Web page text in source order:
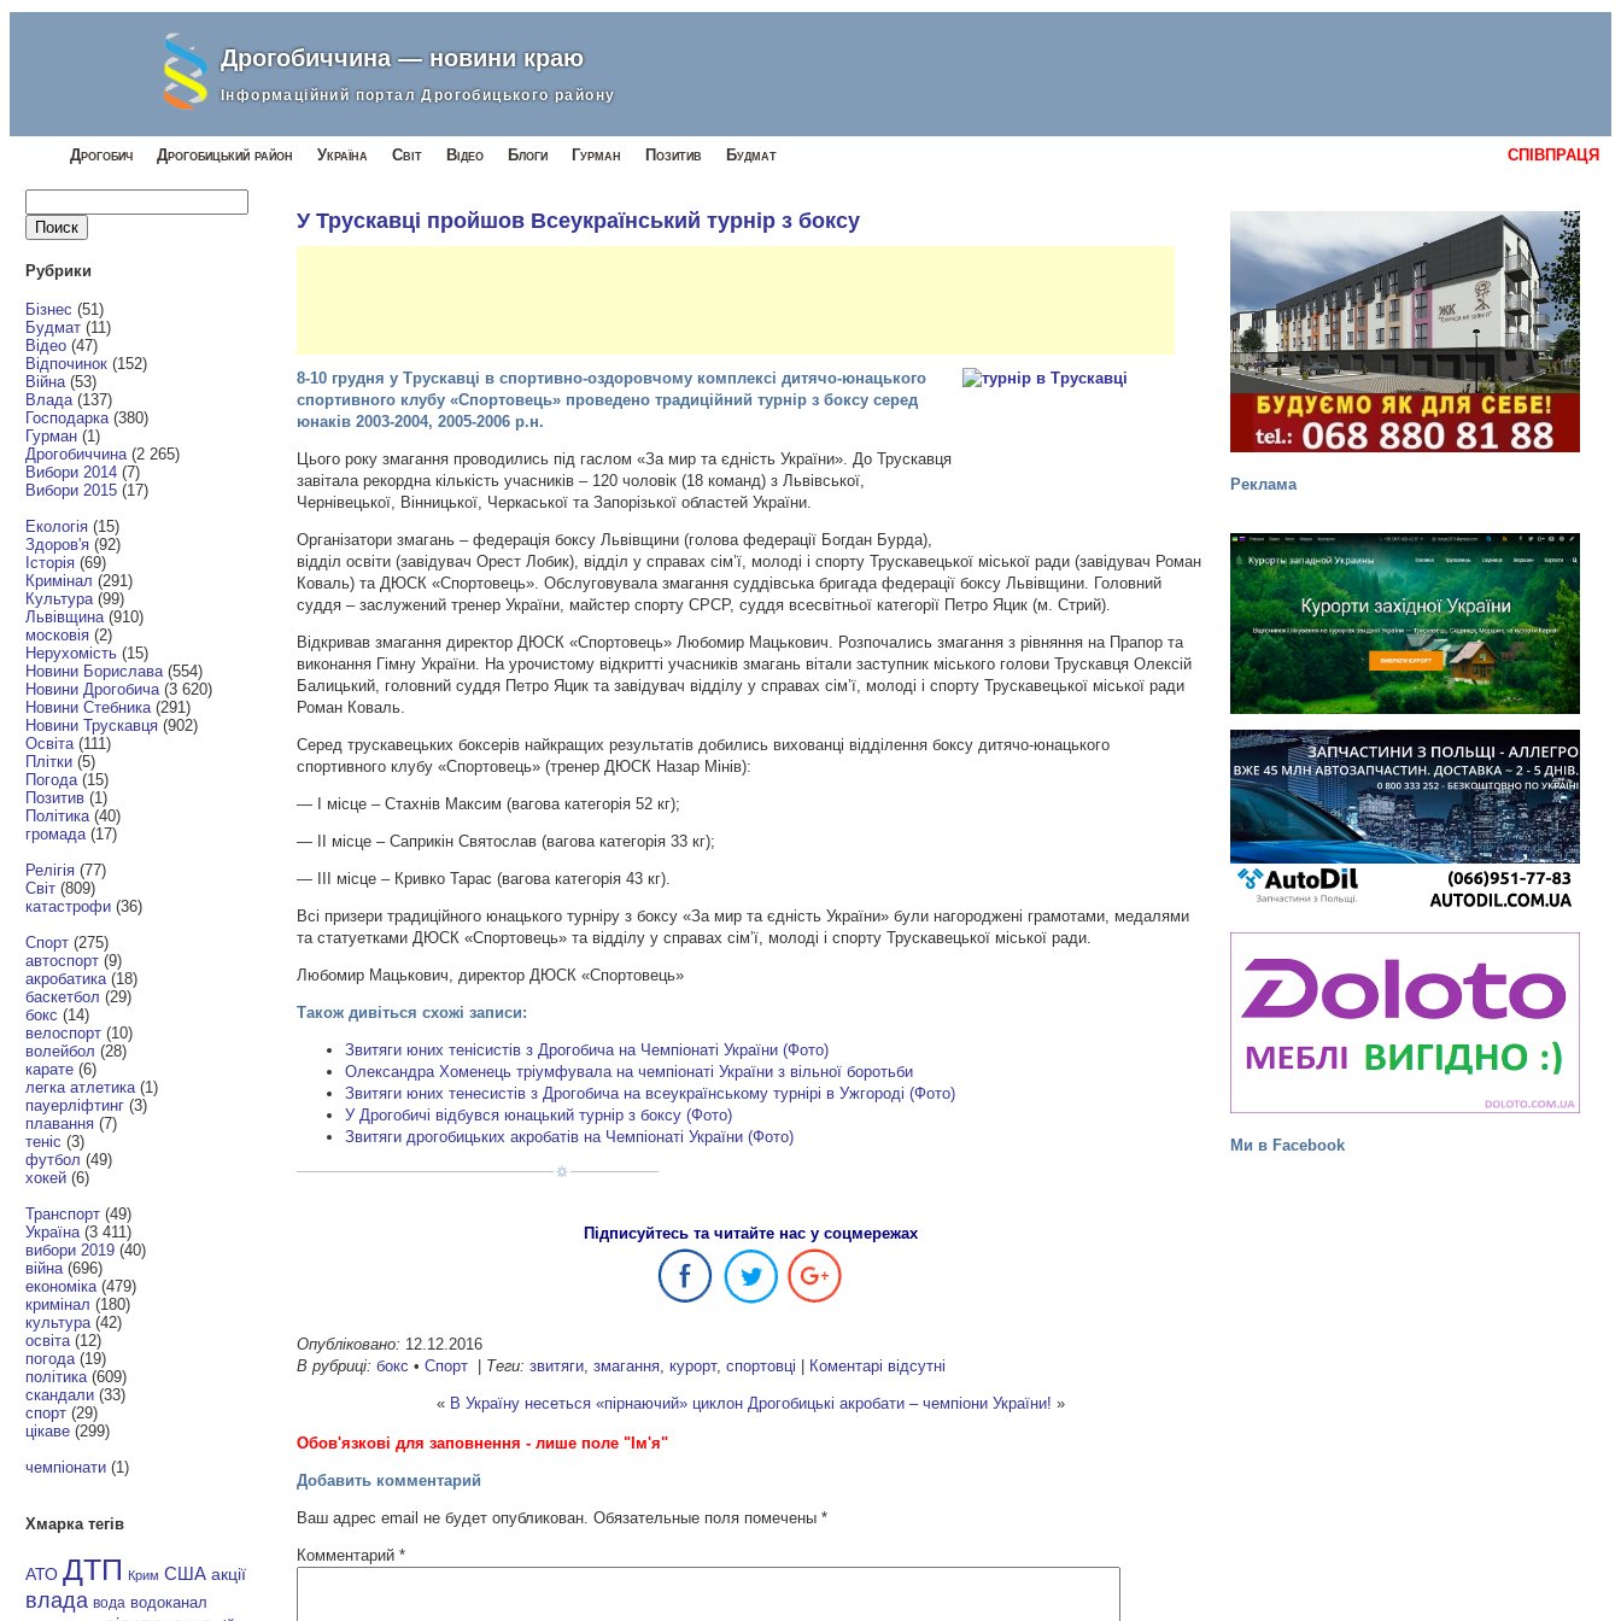
Дрогобиччина — новини краю
Інформаційний портал Дрогобицького району
Дрогобич Дрогобицький район Україна Світ Відео Блоги Гурман СПІВПРАЦЯ
Позитив Будмат
Реклама
Ми в Facebook
Рубрики
Бізнес (51)
Будмат (11)
Відео (47)
Відпочинок (152)
Війна (53)
Влада (137)
Господарка (380)
Гурман (1)
Дрогобиччина (2 265)
Вибори 2014 (7)
Вибори 2015 (17)
Екологія (15)
Здоров'я (92)
Історія (69)
Кримінал (291)
Культура (99)
Львівщина (910)
московія (2)
Нерухомість (15)
Новини Борислава (554)
Новини Дрогобича (3 620)
Новини Стебника (291)
Новини Трускавця (902)
Освіта (111)
Плітки (5)
Погода (15)
Позитив (1)
Політика (40)
громада (17)
Релігія (77)
Світ (809)
катастрофи (36)
Спорт (275)
автоспорт (9)
акробатика (18)
баскетбол (29)
бокс (14)
велоспорт (10)
волейбол (28)
карате (6)
легка атлетика (1)
пауерліфтинг (3)
плавання (7)
теніс (3)
футбол (49)
хокей (6)
Транспорт (49)
Україна (3 411)
вибори 2019 (40)
війна (696)
економіка (479)
кримінал (180)
культура (42)
освіта (12)
погода (19)
політика (609)
скандали (33)
спорт (29)
цікаве (299)
чемпіонати (1)
Хмарка тегів
АТО ДТП Крим США акції
влада вода водоканал
У Трускавці пройшов Всеукраїнський турнір з боксу
8-10 грудня у Трускавці в спортивно-оздоровчому комплексі дитячо-юнацького
спортивного клубу «Спортовець» проведено традиційний турнір з боксу серед
юнаків 2003-2004, 2005-2006 р.н.
Цього року змагання проводились під гаслом «За мир та єдність України». До Трускавця
завітала рекордна кількість учасників – 120 чоловік (18 команд) з Львівської,
Чернівецької, Вінницької, Черкаської та Запорізької областей України.
Організатори змагань – федерація боксу Львівщини (голова федерації Богдан Бурда),
відділ освіти (завідувач Орест Лобик), відділ у справах сім’ї, молоді і спорту Трускавецької міської ради (завідувач Роман
Коваль) та ДЮСК «Спортовець». Обслуговувала змагання суддівська бригада федерації боксу Львівщини. Головний
суддя – заслужений тренер України, майстер спорту СРСР, суддя всесвітньої категорії Петро Яцик (м. Стрий).
Відкривав змагання директор ДЮСК «Спортовець» Любомир Мацькович. Розпочались змагання з рівняння на Прапор та
виконання Гімну України. На урочистому відкритті учасників змагань вітали заступник міського голови Трускавця Олексій
Балицький, головний суддя Петро Яцик та завідувач відділу у справах сім’ї, молоді і спорту Трускавецької міської ради
Роман Коваль.
Серед трускавецьких боксерів найкращих результатів добились вихованці відділення боксу дитячо-юнацького
спортивного клубу «Спортовець» (тренер ДЮСК Назар Мінів):
— І місце – Стахнів Максим (вагова категорія 52 кг);
— ІІ місце – Саприкін Святослав (вагова категорія 33 кг);
— ІІІ місце – Кривко Тарас (вагова категорія 43 кг).
Всі призери традиційного юнацького турніру з боксу «За мир та єдність України» були нагороджені грамотами, медалями
та статуетками ДЮСК «Спортовець» та відділу у справах сім’ї, молоді і спорту Трускавецької міської ради.
Любомир Мацькович, директор ДЮСК «Спортовець»
Також дивіться схожі записи:
Звитяги юних тенісистів з Дрогобича на Чемпіонаті України (Фото)
Олександра Хоменець тріумфувала на чемпіонаті України з вільної боротьби
Звитяги юних тенесистів з Дрогобича на всеукраїнському турнірі в Ужгороді (Фото)
У Дрогобичі відбувся юнацький турнір з боксу (Фото)
Звитяги дрогобицьких акробатів на Чемпіонаті України (Фото)
Підписуйтесь та читайте нас у соцмережах
Опубліковано: 12.12.2016
В рубриці: бокс •Спорт | Теги: звитяги ,змагання ,курорт,спортовці | Коментарі відсутні
« В Україну несеться «пірнаючий» циклон Дрогобицькі акробати – чемпіони України! »
Обов'язкові для заповнення - лише поле "Ім'я"
Добавить комментарий
Ваш адрес email не будет опубликован. Обязательные поля помечены*
Комментарий*